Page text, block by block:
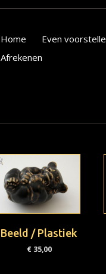
Home Even
Afrekenen
Beeld / Plastiek
€35,00